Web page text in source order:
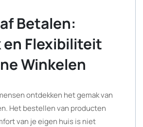
Betalen:
en Flexibiliteit
Winkelen
ontdekken het gemak van
Het bestellen van producten
van je eigen huis is niet